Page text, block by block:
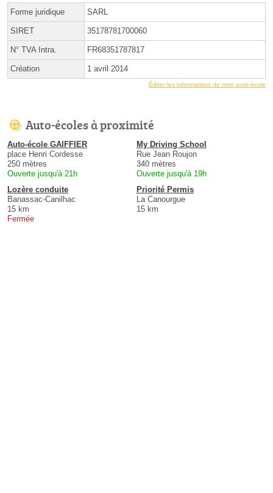
Forme juridique SARL
SIRET 35178781700060
N° TVA Intra. FR68351787817
Création 1 avril 2014
Éditer les informations de mon auto-école
Auto-écoles à proximité
Auto-école GAIFFIER
place Henri Cordesse
250 mètres
Ouverte jusqu'à 21h
My Driving School
Rue Jean Roujon
340 mètres
Ouverte jusqu'à 19h
Lozère conduite
Banassac-Canilhac
15 km
Fermée
Priorité Permis
La Canourgue
15 km